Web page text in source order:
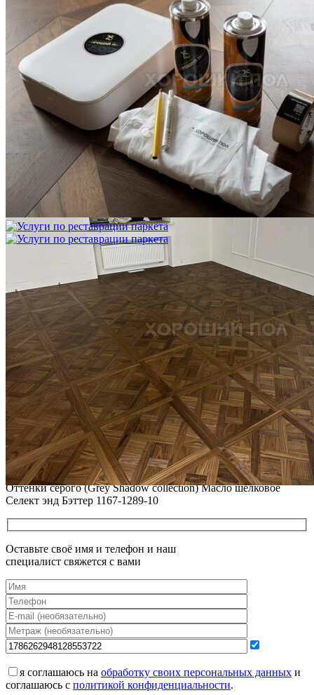
Услуги по реставрации паркета
Блог
Интересные статьи о паркете Coswick
ВИДЕО-ИНСТРУКЦИЯ: Реставрация царапин. Полы,
покрытые маслом и твердым воском. Системы для локального
ремонта и восстановления
Читать полностью
02.02.2026
ПОЛЫ, ПОКРЫТЫЕ МАСЛОМ. РЕСТАВРАЦИЯ
НЕБОЛЬШИХ ПОТЕРТОСТЕЙ
Читать полностью
12.01.2026
РЕСТАВРАЦИЯ НЕБОЛЬШИХ ВМЯТИН НА ПАРКЕТЕ.
ПОЛЫ, ПОКРЫТЫЕ МАСЛОМ И ТВЕРДЫМ ВОСКОМ
Читать полностью
12.01.2026
Все новости о Coswick
Инженерная доска COSWICK Дуб Атлантида (Atlantis)
Оттенки серого (Grеy Shadow collection) Масло шелковое
Селект энд Бэттер 1167-1289-10
Оставьте своё имя и телефон и наш
специалист свяжется с вами
я соглашаюсь на обработку своих персональных данных и
соглашаюсь с политикой конфиденциальности.